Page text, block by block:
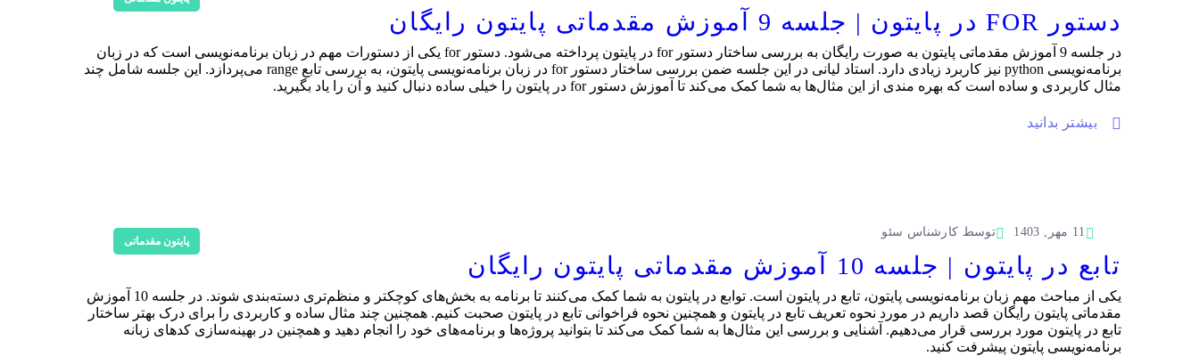
دستور FOR در پایتون | جلسه 9 آموزش مقدماتی پایتون رایگان
در جلسه 9 آموزش مقدماتی پایتون به صورت رایگان به بررسی ساختار دستور for در پایتون پرداخته می‌شود. دستور for یکی از دستورات مهم در زبان برنامه‌نویسی است که در زبان
برنامه‌نویسی python نیز کاربرد زیادی دارد. استاد لیانی در این جلسه ضمن بررسی ساختار دستور for در زبان برنامه‌نویسی پایتون، به بررسی تابع range می‌پردازد. این جلسه شامل چند
مثال کاربردی و ساده است که بهره مندی از این مثال‌ها به شما کمک می‌کند تا آموزش دستور for در پایتون را خیلی ساده دنبال کنید و آن را یاد بگیرید.
بیشتر بدانید
پایتون مقدماتی
11 مهر, 1403 توسط کارشناس سئو
تابع در پایتون | جلسه 10 آموزش مقدماتی پایتون رایگان
یکی از مباحث مهم زبان برنامه‌نویسی پایتون، تابع در پایتون است. توابع در پایتون به شما کمک می‌کنند تا برنامه به بخش‌های کوچکتر و منظم‌تری دسته‌بندی شوند. در جلسه 10 آموزش
مقدماتی پایتون رایگان قصد داریم در مورد نحوه تعریف تابع در پایتون و همچنین نحوه فراخوانی تابع در پایتون صحبت کنیم. همچنین چند مثال ساده و کاربردی را برای درک بهتر ساختار
تابع در پایتون مورد بررسی قرار می‌دهیم. آشنایی و بررسی این مثال‌ها به شما کمک می‌کند تا بتوانید پروژه‌ها و برنامه‌های خود را انجام دهید و همچنین در بهینه‌سازی کدهای زبانه
برنامه‌نویسی پایتون پیشرفت کنید.